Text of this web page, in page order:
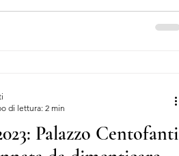
Palazzo Centofanti
di lettura: 2 min